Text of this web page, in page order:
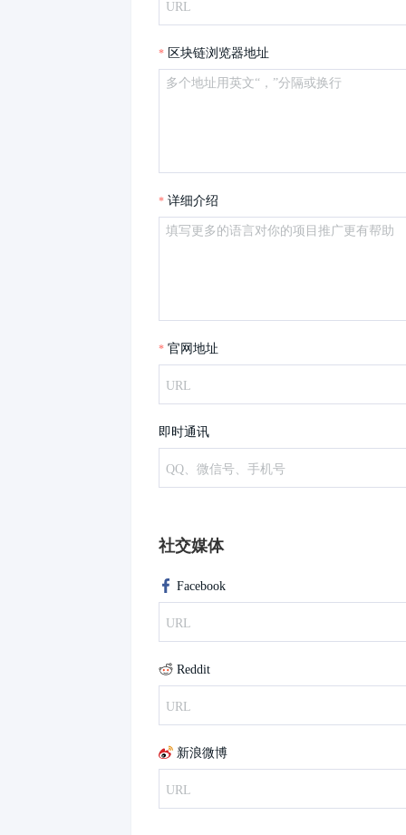
区块链浏览器地址
详细介绍
官网地址
即时通讯
社交媒体
Facebook
Reddit
新浪微博